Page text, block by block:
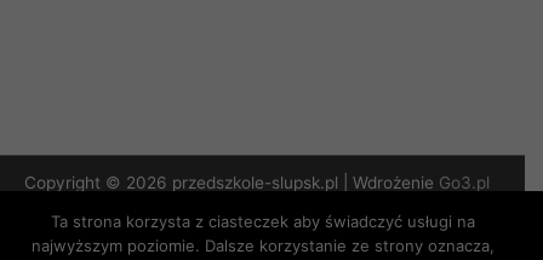
Copyright © 2026 przedszkole-slupsk.pl | Wdrożenie Go3.pl
Polityka Prywatności
Ta strona korzysta z ciasteczek aby świadczyć usługi na
najwyższym poziomie. Dalsze korzystanie ze strony oznacza,